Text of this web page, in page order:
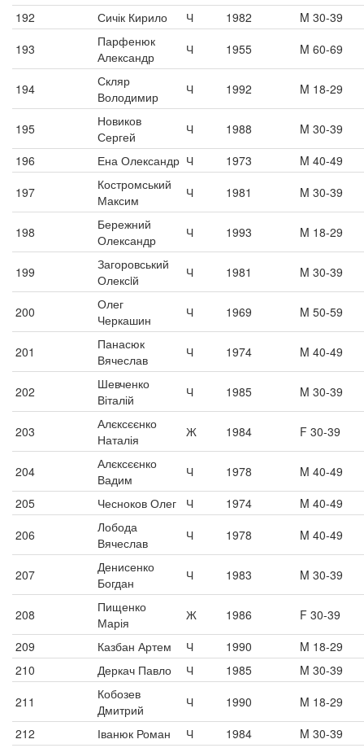
192
Сичік Кирило Ч 1982
M 30-39
193
Парфенюк
Александр
Ч 1955 M 60-69
194
Скляр
Володимир
Ч 1992 M 18-29
195
Новиков
Сергей
Ч 1988
M 30-39
196
Ена Олександр Ч 1973
M 40-49
197
Костромський
Максим
Ч 1981 M 30-39
198
Бережний
Олександр
Ч 1993 M 18-29
199
Загоровський
Олексiй
Ч 1981 M 30-39
200
Олег
Черкашин
Ч 1969 M 50-59
201
Панасюк
Вячеслав
Ч 1974 M 40-49
202
Шевченко
Віталій
Ч 1985 M 30-39
203
Алєксєєнко
Наталія
Ж 1984 F 30-39
204
Алєксєєнко
Вадим
Ч 1978
M 40-49
205
Чесноков Олег Ч 1974
M 40-49
206
Лобода
Вячеслав
Ч 1978 M 40-49
207
Денисенко
Богдан
Ч 1983 M 30-39
208
Пищенко
Марія
Ж 1986
F 30-39
209
Казбан Артем Ч 1990
M 18-29
210
Деркач Павло Ч 1985
M 30-39
211
Кобозев
Дмитрий
Ч 1990
M 18-29
212
Іванюк Роман Ч 1984
M 30-39